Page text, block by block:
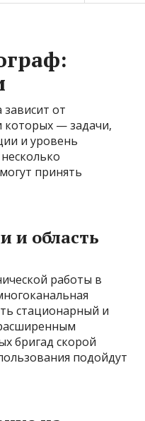
от
которых — задачи,
и уровень
принять
и область
работы в
стационарный и
бригад скорой
подойдут